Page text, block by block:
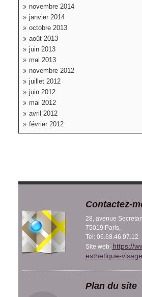
novembre 2014
janvier 2014
octobre 2013
août 2013
juin 2013
mai 2013
novembre 2012
juillet 2012
juin 2012
mai 2012
avril 2012
février 2012
Contactez-
28, avenue
75019 Paris,
Tel: 06.68.46.97.12
Site web: https://
esthetique-
Plan du site